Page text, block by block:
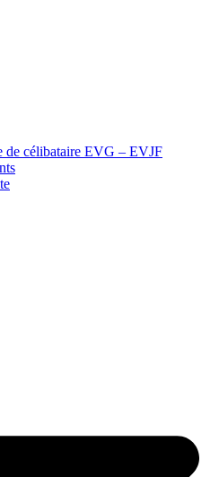
de célibataire EVG – EVJF